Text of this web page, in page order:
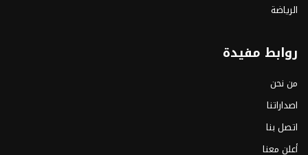
الرياضة
روابط مفيدة
من نحن
اصداراتنا
اتصل بنا
أعلن معنا